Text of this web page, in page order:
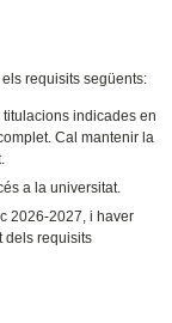
requisits següents:
indicades en
Cal mantenir la
a la universitat.
2026-2027, i haver
dels requisits